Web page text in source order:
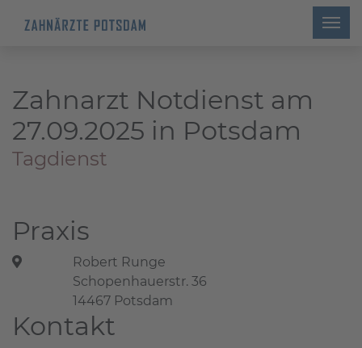
Zahnarzt Notdienst am
27.09.2025 in Potsdam
Tagdienst
Praxis
Robert Runge
Schopenhauerstr. 36
14467 Potsdam
Kontakt